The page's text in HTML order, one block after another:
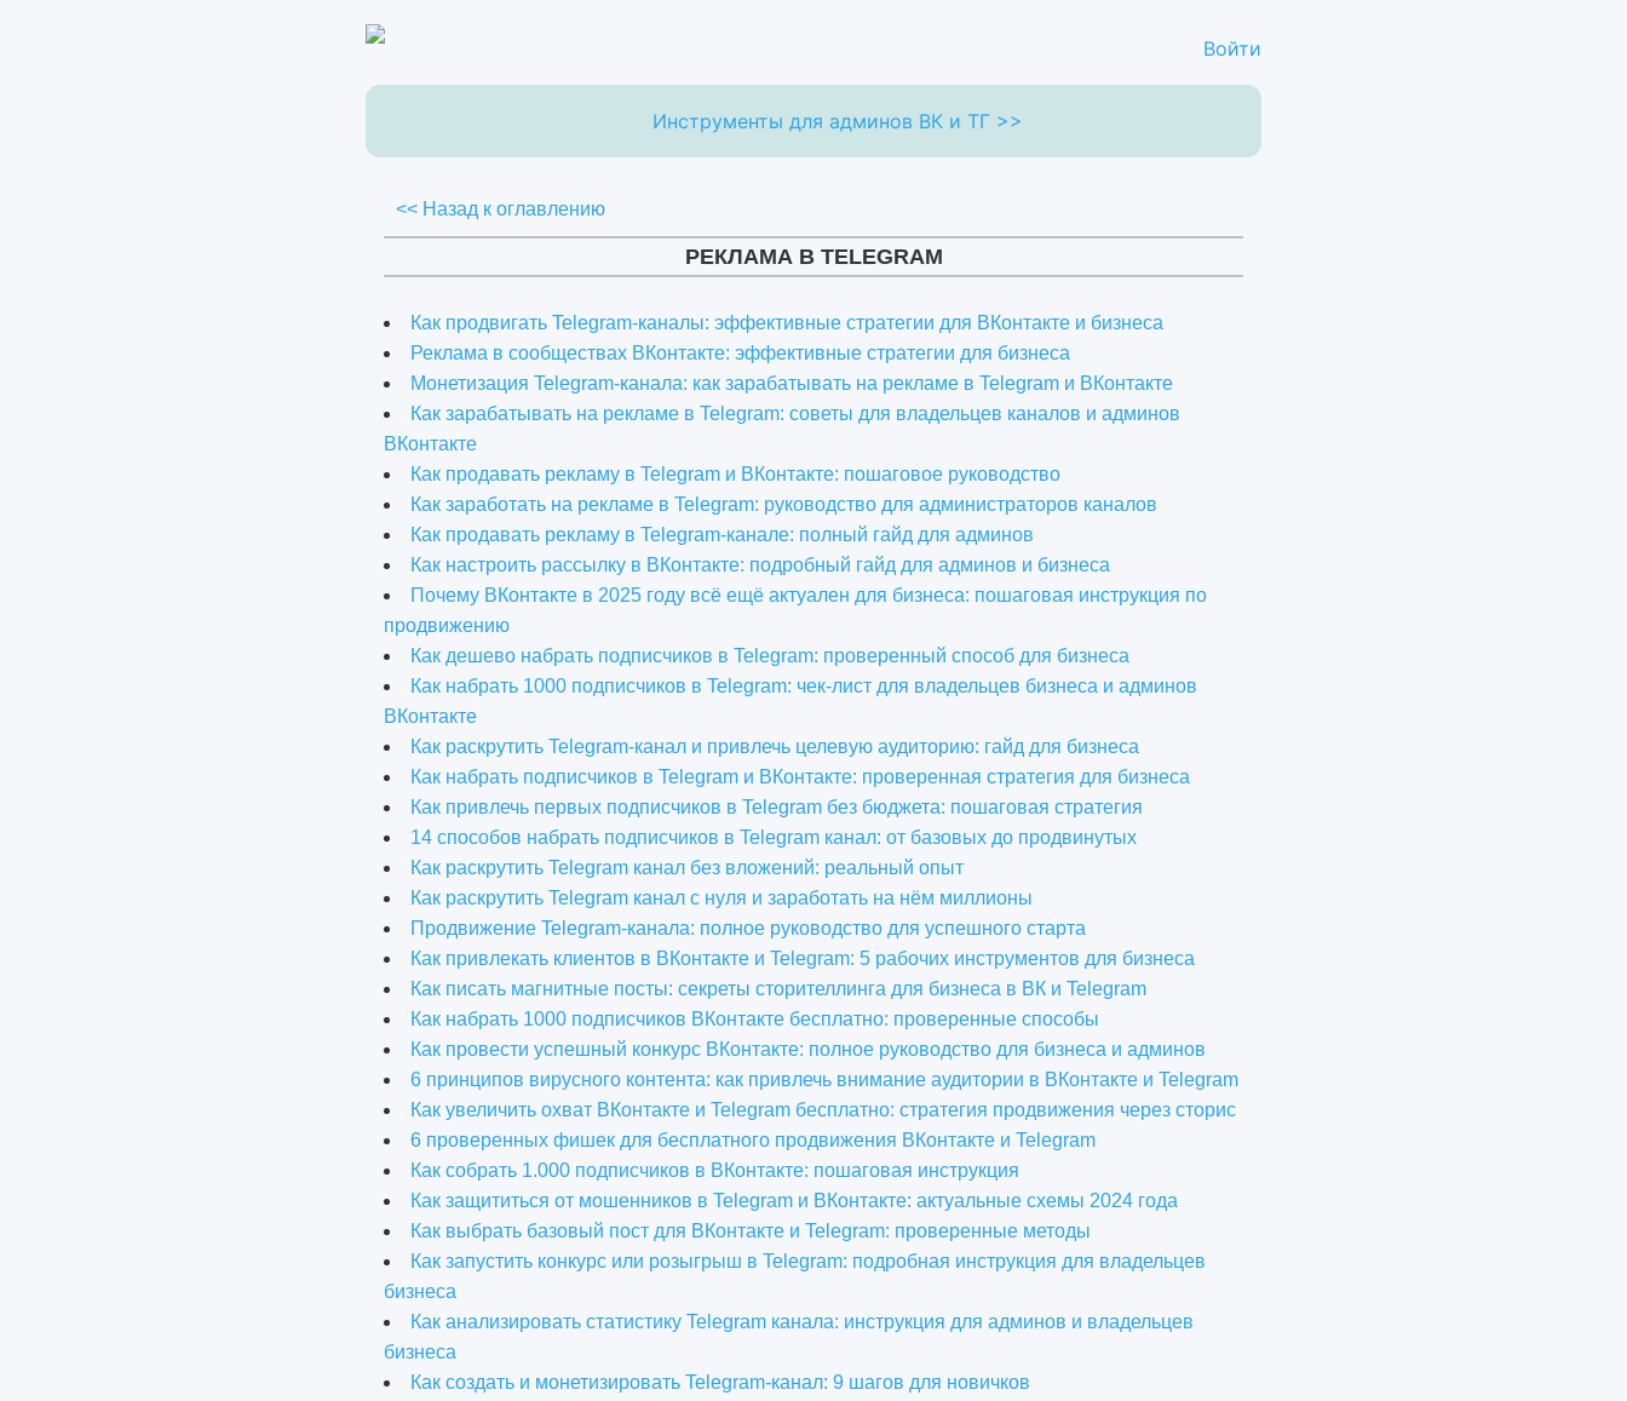
Войти
Инструменты для админов ВК и ТГ >>
<< Назад к оглавлению
РЕКЛАМА В TELEGRAM
Как продвигать Telegram-каналы: эффективные стратегии для ВКонтакте и бизнеса
Реклама в сообществах ВКонтакте: эффективные стратегии для бизнеса
Монетизация Telegram-канала: как зарабатывать на рекламе в Telegram и ВКонтакте
Как зарабатывать на рекламе в Telegram: советы для владельцев каналов и админов
ВКонтакте
Как продавать рекламу в Telegram и ВКонтакте: пошаговое руководство
Как заработать на рекламе в Telegram: руководство для администраторов каналов
Как продавать рекламу в Telegram-канале: полный гайд для админов
Как настроить рассылку в ВКонтакте: подробный гайд для админов и бизнеса
Почему ВКонтакте в 2025 году всё ещё актуален для бизнеса: пошаговая инструкция по
продвижению
Как дешево набрать подписчиков в Telegram: проверенный способ для бизнеса
Как набрать 1000 подписчиков в Telegram: чек-лист для владельцев бизнеса и админов
ВКонтакте
Как раскрутить Telegram-канал и привлечь целевую аудиторию: гайд для бизнеса
Как набрать подписчиков в Telegram и ВКонтакте: проверенная стратегия для бизнеса
Как привлечь первых подписчиков в Telegram без бюджета: пошаговая стратегия
14 способов набрать подписчиков в Telegram канал: от базовых до продвинутых
Как раскрутить Telegram канал без вложений: реальный опыт
Как раскрутить Telegram канал с нуля и заработать на нём миллионы
Продвижение Telegram-канала: полное руководство для успешного старта
Как привлекать клиентов в ВКонтакте и Telegram: 5 рабочих инструментов для бизнеса
Как писать магнитные посты: секреты сторителлинга для бизнеса в ВК и Telegram
Как набрать 1000 подписчиков ВКонтакте бесплатно: проверенные способы
Как провести успешный конкурс ВКонтакте: полное руководство для бизнеса и админов
6 принципов вирусного контента: как привлечь внимание аудитории в ВКонтакте и Telegram
Как увеличить охват ВКонтакте и Telegram бесплатно: стратегия продвижения через сторис
6 проверенных фишек для бесплатного продвижения ВКонтакте и Telegram
Как собрать 1.000 подписчиков в ВКонтакте: пошаговая инструкция
Как защититься от мошенников в Telegram и ВКонтакте: актуальные схемы 2024 года
Как выбрать базовый пост для ВКонтакте и Telegram: проверенные методы
Как запустить конкурс или розыгрыш в Telegram: подробная инструкция для владельцев
бизнеса
Как анализировать статистику Telegram канала: инструкция для админов и владельцев
бизнеса
Как создать и монетизировать Telegram-канал: 9 шагов для новичков